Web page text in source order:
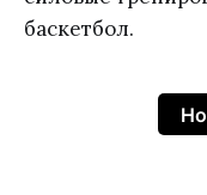
баскетбол.